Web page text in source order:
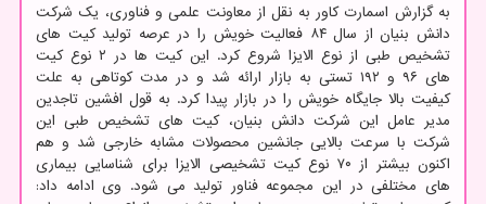
به گزارش اسمارت کاور به نقل از معاونت علمی و فناوری، یک شرکت
دانش بنیان از سال ۸۴ فعالیت خویش را در عرصه تولید کیت های
تشخیص طبی از نوع الایزا شروع کرد. این کیت ها در ۲ نوع کیت
های ۹۶ و ۱۹۲ تستی به بازار ارائه شد و در مدت کوتاهی به علت
کیفیت بالا جایگاه خویش را در بازار پیدا کرد. به قول افشین تاجدین
مدیر عامل این شرکت دانش بنیان، کیت های تشخیص طبی این
شرکت با سرعت بالایی جانشین محصولات مشابه خارجی شد و هم
اکنون بیشتر از ۷۰ نوع کیت تشخیصی الایزا برای شناسایی بیماری
های مختلفی در این مجموعه فناور تولید می شود. وی ادامه داد: